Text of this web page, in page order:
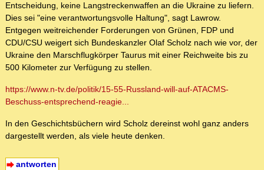
Entscheidung, keine Langstreckenwaffen an die Ukraine zu liefern.
Dies sei "eine verantwortungsvolle Haltung", sagt Lawrow.
Entgegen weitreichender Forderungen von Grünen, FDP und
CDU/CSU weigert sich Bundeskanzler Olaf Scholz nach wie vor, der
Ukraine den Marschflugkörper Taurus mit einer Reichweite bis zu
500 Kilometer zur Verfügung zu stellen.
https://www.n-tv.de/politik/15-55-Russland-will-auf-ATACMS-
Beschuss-entsprechend-reagie...
In den Geschichtsbüchern wird Scholz dereinst wohl ganz anders
dargestellt werden, als viele heute denken.
antworten